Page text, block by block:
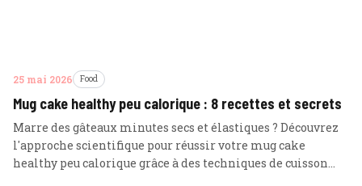
25 mai 2026 Food
Mug cake healthy peu calorique : 8 recettes et secrets
Marre des gâteaux minutes secs et élastiques ? Découvrez
l'approche scientifique pour réussir votre mug cake
healthy peu calorique grâce à des techniques de cuisson